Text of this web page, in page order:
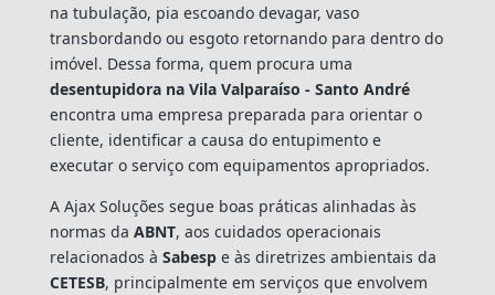
na tubulação, pia escoando devagar, vaso
transbordando ou esgoto retornando para dentro do
imóvel. Dessa forma, quem procura uma
desentupidora na Vila Valparaíso - Santo André
encontra uma empresa preparada para orientar o
cliente, identificar a causa do entupimento e
executar o serviço com equipamentos apropriados.
A Ajax Soluções segue boas práticas alinhadas às
normas da ABNT, aos cuidados operacionais
relacionados à Sabespe às diretrizes ambientais da
CETESB, principalmente em serviços que envolvem